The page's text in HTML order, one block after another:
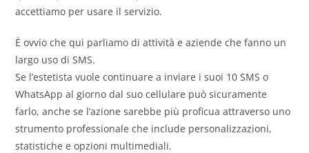
accettiamo per usare il servizio.
È ovvio che qui parliamo di attività e aziende che fanno un
largo uso di SMS.
Se l’estetista vuole continuare a inviare i suoi 10 SMS o
WhatsApp al giorno dal suo cellulare può sicuramente
farlo, anche se l’azione sarebbe più proficua attraverso uno
strumento professionale che include personalizzazioni,
statistiche e opzioni multimediali.